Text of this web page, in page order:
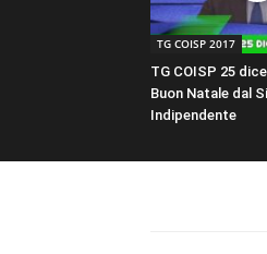
TG COISP 2017
TG COISP 25
Buon Natale dal
Indipendente